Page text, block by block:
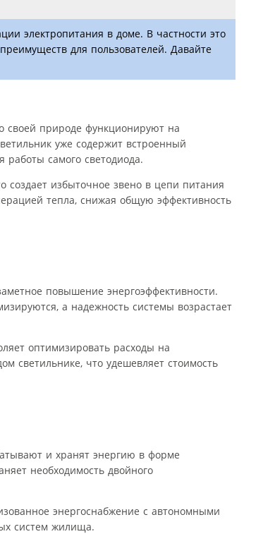
электропитания в доме. В частности это
для пользователей. Давайте
своей природе функционируют на
уже содержит встроенный
самого светодиода.
создает избыточное звено в цепи питания
тепла, снижая общую эффективность
повышение энергоэффективности.
а надежность системы возрастает
оптимизировать расходы на
светильнике, что удешевляет стоимость
и хранят энергию в форме
необходимость двойного
энергоснабжение с автономными
систем жилища.